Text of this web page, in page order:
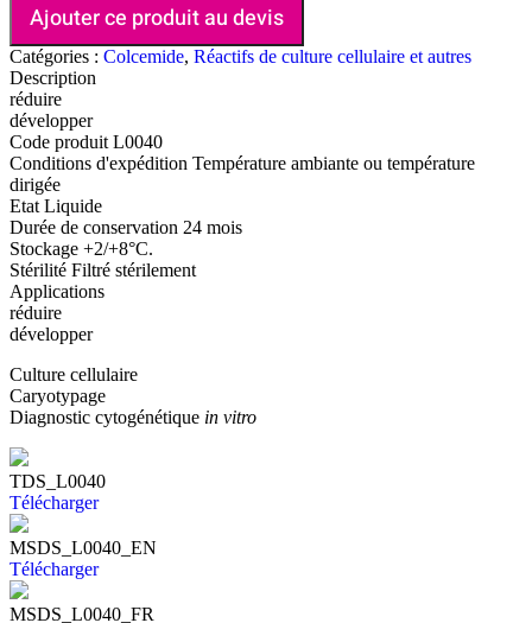
Ajouter ce produit au devis
Catégories : Colcemide, Réactifs de culture cellulaire et autres
Description
réduire
développer
Code produit L0040
Conditions d'expédition Température ambiante ou température
dirigée
Etat Liquide
Durée de conservation 24 mois
Stockage +2/+8°C.
Stérilité Filtré stérilement
Applications
réduire
développer
Culture cellulaire
Caryotypage
Diagnostic cytogénétique in vitro
TDS_L0040
Télécharger
MSDS_L0040_EN
Télécharger
MSDS_L0040_FR